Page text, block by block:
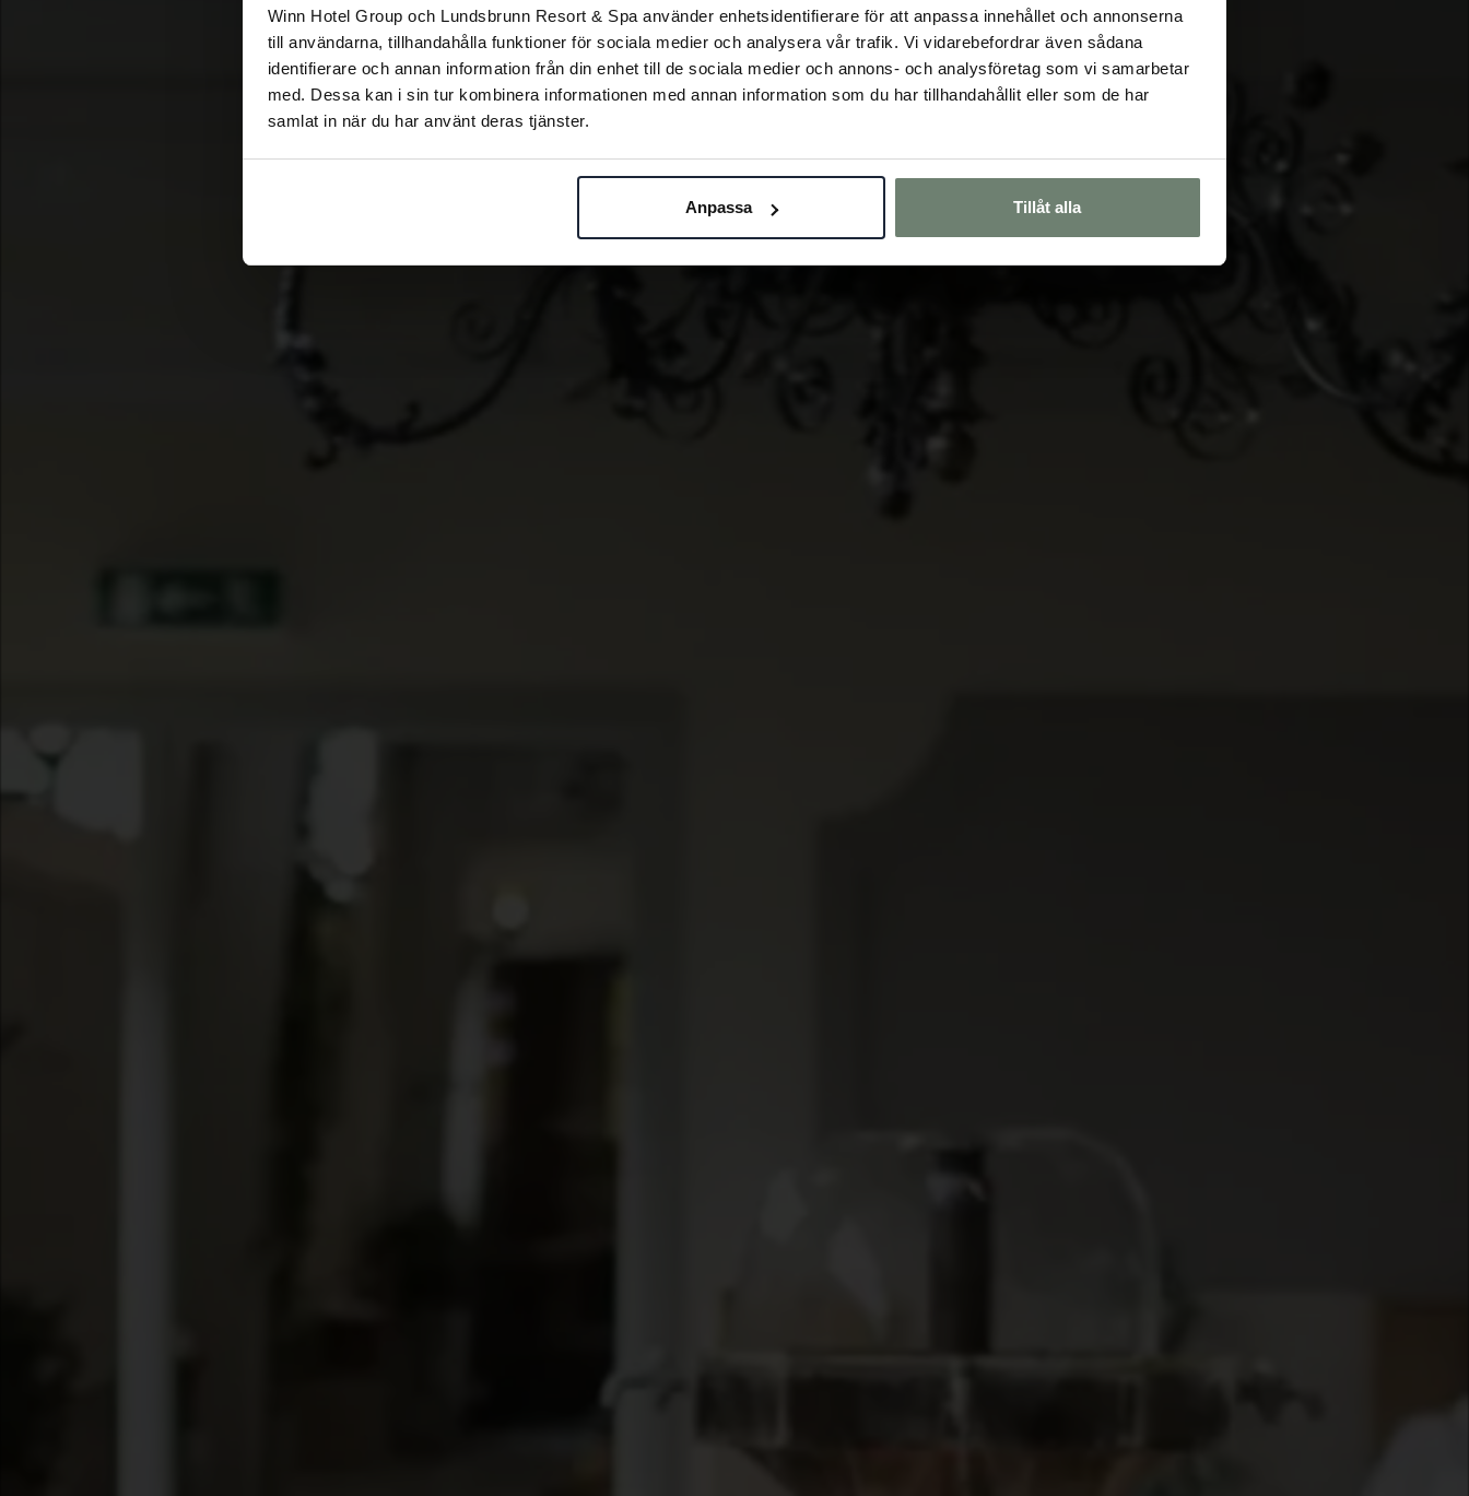
Winn Hotel Group och Lundsbrunn Resort & Spa använder enhetsidentifierare för att anpassa innehållet och annonserna
till användarna, tillhandahålla funktioner för sociala medier och analysera vår trafik. Vi vidarebefordrar även sådana
identifierare och annan information från din enhet till de sociala medier och annons- och analysföretag som vi samarbetar
med. Dessa kan i sin tur kombinera informationen med annan information som du har tillhandahållit eller som de har
samlat in när du har använt deras tjänster.
Anpassa Tillåt alla